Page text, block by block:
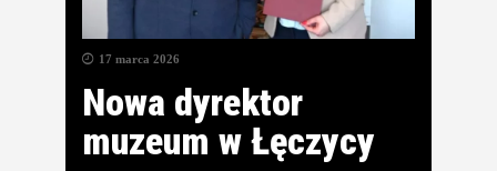
17 marca 2026
Nowa dyrektor
muzeum w Łęczycy